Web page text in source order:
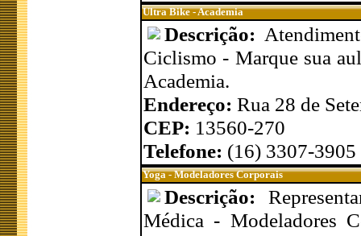
Ultra Bike - Academia
Descrição:
Ciclismo - Marque sua
Academia.
Endereço: Rua 28 de
CEP: 13560-270
Telefone: (16) 3307-
Yoga - Modeladores Corporais
Descrição:
Médica - Modeladores